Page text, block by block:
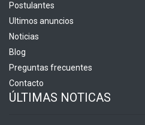
Postulantes
Ultimos anuncios
Noticias
Blog
Preguntas frecuentes
Contacto
ÚLTIMAS NOTICAS